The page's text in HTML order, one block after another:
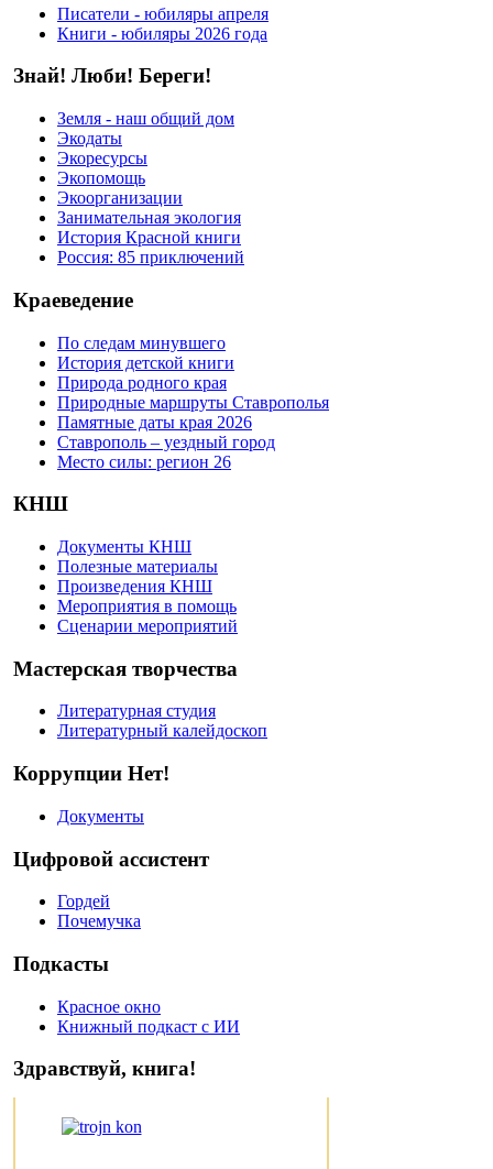
Писатели - юбиляры апреля
Книги - юбиляры 2026 года
Знай! Люби! Береги!
Земля - наш общий дом
Экодаты
Экоресурсы
Экопомощь
Экоорганизации
Занимательная экология
История Красной книги
Россия: 85 приключений
Краеведение
По следам минувшего
История детской книги
Природа родного края
Природные маршруты Ставрополья
Памятные даты края 2026
Ставрополь – уездный город
Место силы: регион 26
КНШ
Документы КНШ
Полезные материалы
Произведения КНШ
Мероприятия в помощь
Сценарии мероприятий
Мастерская творчества
Литературная студия
Литературный калейдоскоп
Коррупции Нет!
Документы
Цифровой ассистент
Гордей
Почемучка
Подкасты
Красное окно
Книжный подкаст с ИИ
Здравствуй, книга!